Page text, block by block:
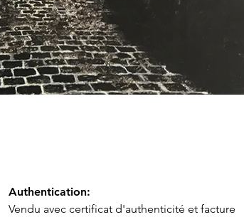
Authentication:
Vendu avec certificat d'authenticité et facture